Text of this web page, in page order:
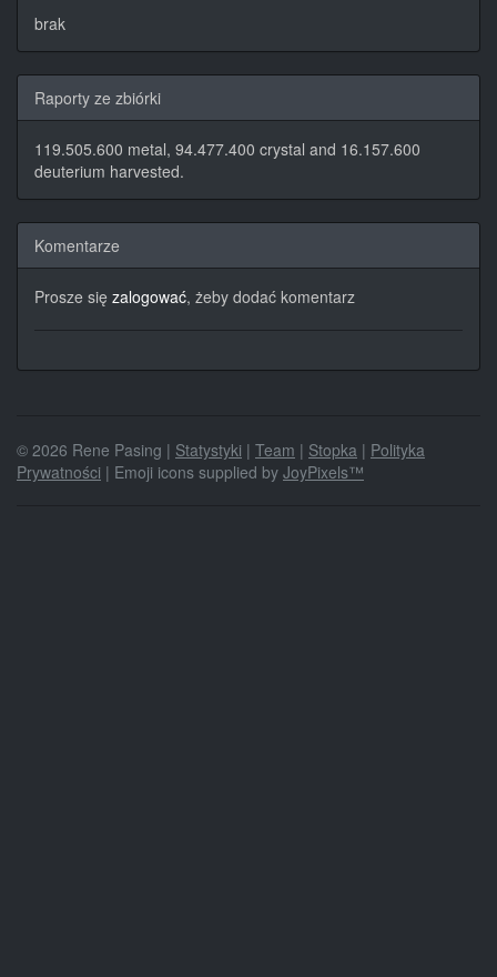
brak
Raporty ze zbiórki
119.505.600 metal, 94.477.400 crystal and 16.157.600
deuterium harvested.
Komentarze
Prosze się zalogować, żeby dodać komentarz
© 2026 Rene Pasing | Statystyki | Team | Stopka | Polityka
Prywatności | Emoji icons supplied by JoyPixels™